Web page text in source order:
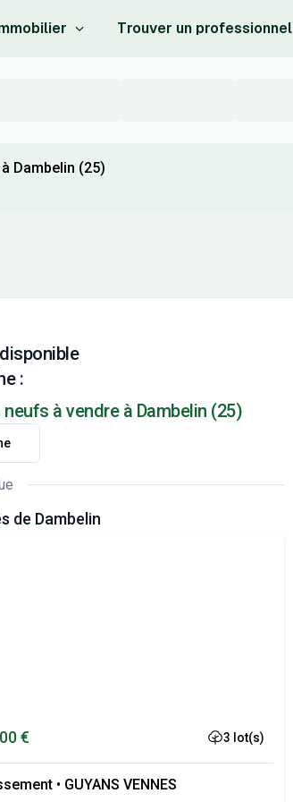
Trouver un professionnel
Dambelin (25)
:
à vendre à Dambelin (25)
de Dambelin
€ 3 lot(s)
• GUYANS VENNES